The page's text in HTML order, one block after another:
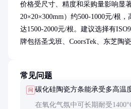
价格受尺寸、精度和采购量影响显
20×20×300mm）约500-1000元/根
达1500-2000元/根。建议选择有
牌包括圣戈班、CoorsTek、东芝陶瓷
常见问题
问 碳化硅陶瓷方条能承受多高温
在氧化气氛中可长期耐受